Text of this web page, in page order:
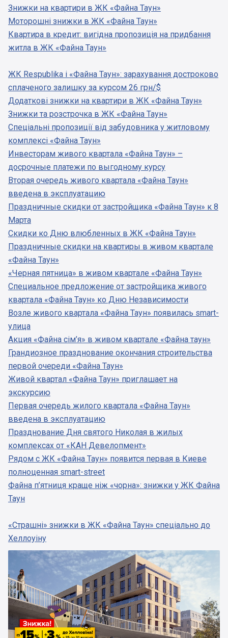
Знижки на квартири в ЖК «Файна Таун»
Моторошні знижки в ЖК «Файна Таун»
Квартира в кредит: вигідна пропозиція на придбання
житла в ЖК «Файна Таун»
ЖК Respublika і «Файна Таун»: зарахування достроково
сплаченого залишку за курсом 26 грн/$
Додаткові знижки на квартири в ЖК «Файна Таун»
Знижки та розстрочка в ЖК «Файна Таун»
Спеціальні пропозиції від забудовника у житловому
комплексі «Файна Таун»
Инвесторам живого квартала «Файна Таун» –
досрочные платежи по выгодному курсу
Вторая очередь живого квартала «Файна Таун»
введена в эксплуатацию
Праздничные скидки от застройщика «Файна Таун» к 8
Марта
Скидки ко Дню влюбленных в ЖК «Файна Таун»
Праздничные скидки на квартиры в живом квартале
«Файна Таун»
«Черная пятница» в живом квартале «Файна Таун»
Специальное предложение от застройщика живого
квартала «Файна Таун» ко Дню Независимости
Возле живого квартала «Файна Таун» появилась smart-
улица
Акция «Файна сім’я» в живом квартале «Файна таун»
Грандиозное празднование окончания строительства
первой очереди «Файна Таун»
Живой квартал «Файна Таун» приглашает на
экскурсию
Первая очередь жилого квартала «Файна Таун»
введена в эксплуатацию
Празднование Дня святого Николая в жилых
комплексах от «КАН Девелопмент»
Рядом с ЖК «Файна Таун» появится первая в Киеве
полноценная smart-street
Файна п’ятниця краще ніж «чорна»: знижки у ЖК Файна
Таун
«Страшні» знижки в ЖК «Файна Таун» спеціально до
Хеллоуіну